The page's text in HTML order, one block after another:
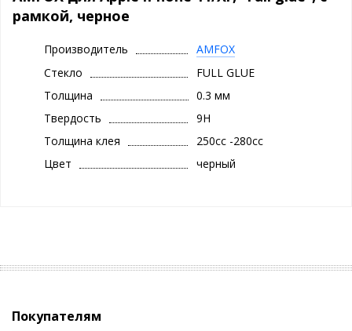
стекла. Защитное стекло Full Glue WALKER легко
устанавливается на телефон благодаря качественному клею,
Фирменная картонная упаковка.
рамкой, черное
Производитель
AMFOX
Стекло
FULL GLUE
Толщина
0.3 мм
Твердость
9H
Толщина клея
250cc -280cc
Цвет
черный
Покупателям